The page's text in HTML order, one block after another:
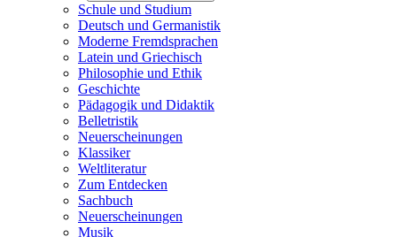
Schule und Studium
Deutsch und Germanistik
Moderne Fremdsprachen
Latein und Griechisch
Philosophie und Ethik
Geschichte
Pädagogik und Didaktik
Belletristik
Neuerscheinungen
Klassiker
Weltliteratur
Zum Entdecken
Sachbuch
Neuerscheinungen
Musik